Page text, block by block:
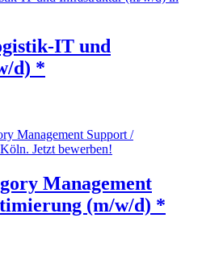
IT und
d) *
Management
(m/w/d) *